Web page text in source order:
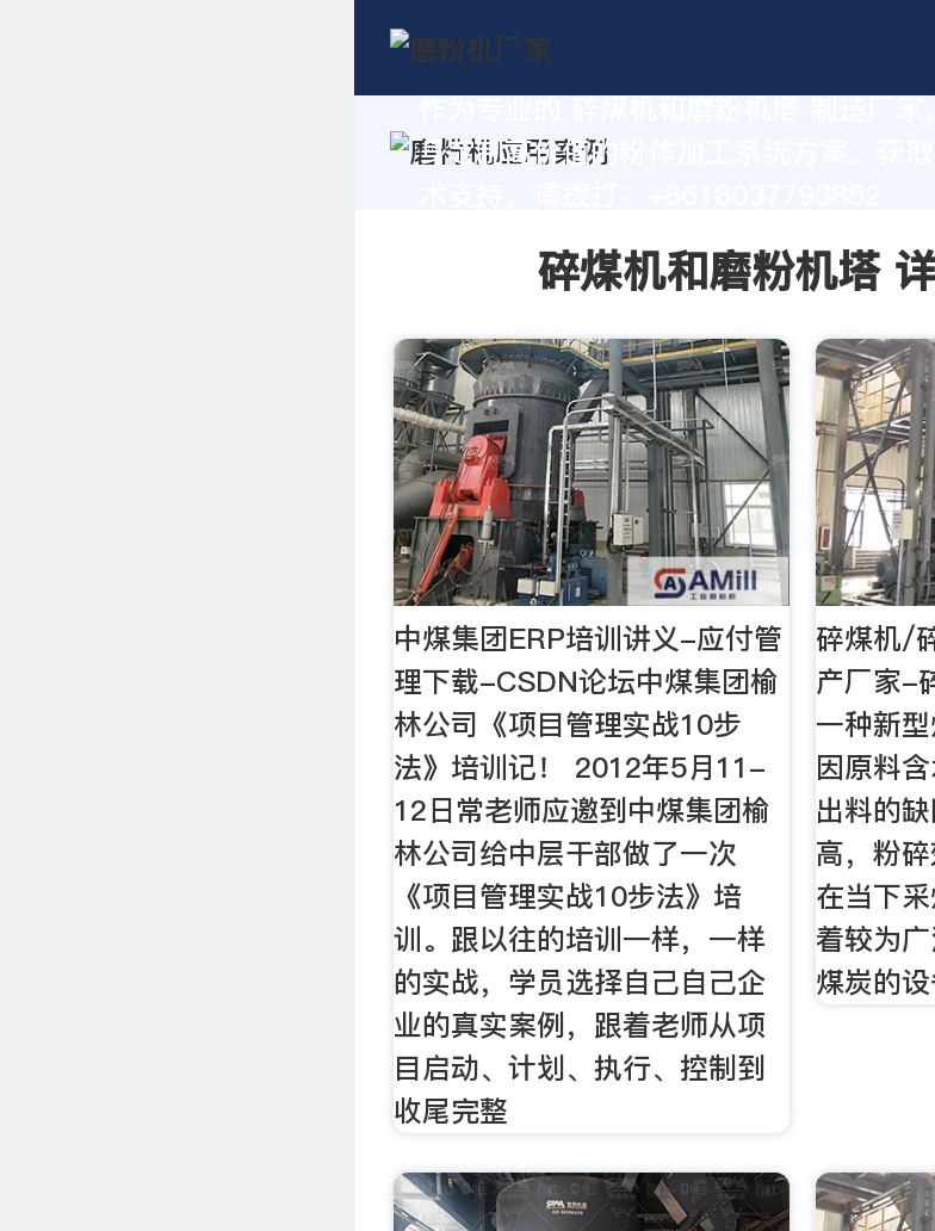
身定制高价值的粉体加工系统方案。获取
碎煤机和磨粉机塔
中煤集团ERP培训讲义-应付管
理下载-CSDN论坛中煤集团榆
林公司《项目管理实战10步
法》培训记！ 2012年5月11-
12日常老师应邀到中煤集团榆
林公司给中层干部做了一次
《项目管理实战10步法》培
训。跟以往的培训一样，一样
的实战，学员选择自己自己企
业的真实案例，跟着老师从项
目启动、计划、执行、控制到
收尾完整
碎煤机/
产厂家-
一种新
因原料
出料的
高，粉
在当下
着较为
煤炭的设